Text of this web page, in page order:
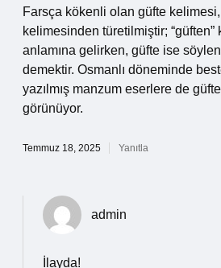
Farsça kökenli olan güfte kelimesi,
kelimesinden türetilmiştir;
anlamına gelirken, güfte ise
demektir. Osmanlı döneminde
yazılmış manzum eserlere de
görünüyor.
Temmuz 18, 2025 Yanıtla
admin
İlayda!